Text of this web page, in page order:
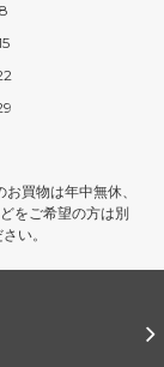
8
買物は年中無休、
をご希望の方は別
い。